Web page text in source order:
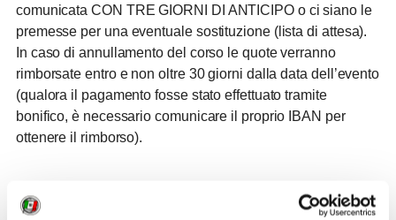
comunicata CON TRE GIORNI DI ANTICIPO o ci siano le
premesse per una eventuale sostituzione (lista di attesa).
In caso di annullamento del corso le quote verranno
rimborsate entro e non oltre 30 giorni dalla data dell’evento
(qualora il pagamento fosse stato effettuato tramite
bonifico, è necessario comunicare il proprio IBAN per
ottenere il rimborso).
Quota di partecipazione: € 12 Soci TCI – € 16 non